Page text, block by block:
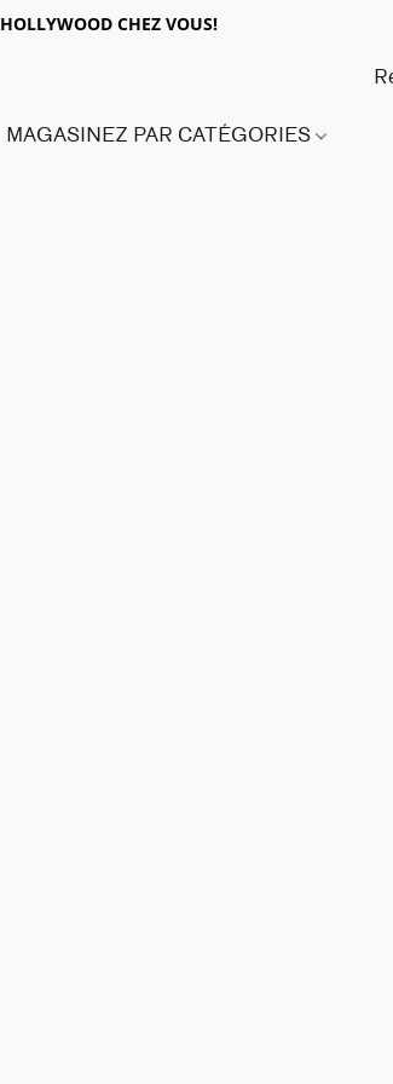
HOLLYWOOD CHEZ VOUS!
MAGASINEZ PAR CATÉGORIES